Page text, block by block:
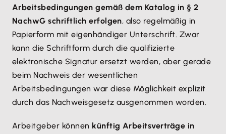
Arbeitsbedingungen gemäß dem Katalog in § 2
NachwG schriftlich erfolgen, also regelmäßig in
Papierform mit eigenhändiger Unterschrift. Zwar
kann die Schriftform durch die qualifizierte
elektronische Signatur ersetzt werden, aber gerade
beim Nachweis der wesentlichen
Arbeitsbedingungen war diese Möglichkeit explizit
durch das Nachweisgesetz ausgenommen worden.
Arbeitgeber können künftig Arbeitsverträge in